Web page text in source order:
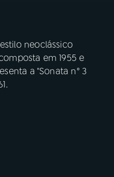
neo­clássico
em 1955 e
a "Sonata n° 3